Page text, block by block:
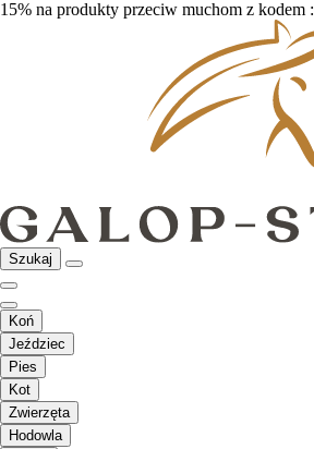
15% na produkty przeciw muchom z kodem :
Szukaj
Koń
Jeździec
Pies
Kot
Zwierzęta
Hodowla